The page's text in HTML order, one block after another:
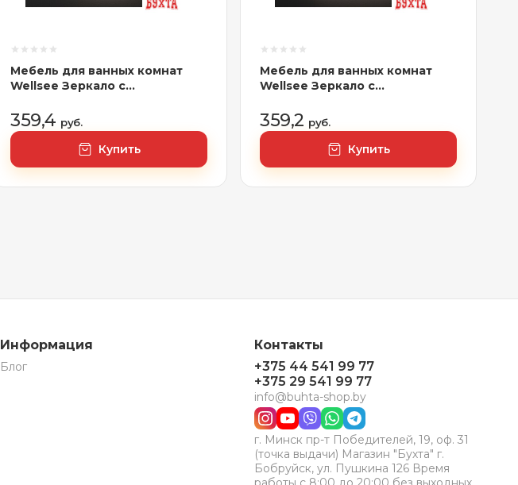
Мебель для ванных комнат
Wellsee Зеркало с
7 Rays' Spectrum 172200220, 70
х 70 см (с сенсором и
регулировкой яркости
освещения)
359,4 руб.
Купить
Мебель для ванных комнат
Wellsee Зеркало с
7 Rays' Spectrum 172201240, 55
х 80 см (с сенсором и
регулировкой яркости
освещения)
359,2 руб.
Купить
Информация
Блог
Контакты
+375 44 541 99 77
+375 29 541 99 77
info@buhta-shop.by
г. Минск пр-т Победителей, 19, оф. 31
(точка выдачи) Магазин "Бухта" г.
Бобруйск, ул. Пушкина 126 Время